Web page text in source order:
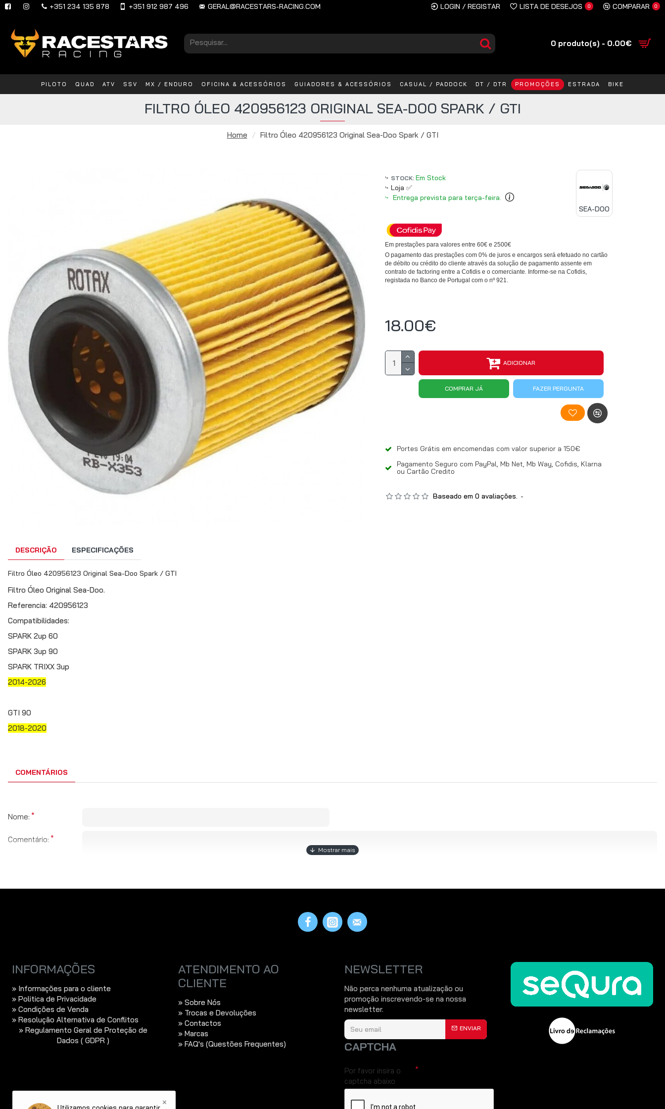
+351 234 135 878 +351 912 987 496 GERAL@RACESTARS-RACING.COM LOGIN / REGISTAR LISTA DE DESEJOS 0 COMPARAR 0
0 produto(s) - 0.00€
PILOTO QUAD ATV SSV MX / ENDURO OFICINA & ACESSÓRIOS GUIADORES & ACESSÓRIOS CASUAL / PADDOCK DT / DTR PROMOÇÕES ESTRADA BIKE
Home Filtro Óleo 420956123 Original Sea-Doo Spark / GTI
FILTRO ÓLEO 420956123 ORIGINAL SEA-DOO SPARK / GTI
STOCK: Em Stock
Loja ✅
Entrega prevista para terça-feira.
SEA-DOO
Portes Grátis em encomendas com valor superior a 150€
Pagamento Seguro com PayPal, Mb Net, Mb Way, Cofidis, Klarna
ou Cartão Credito
Baseado em 0 avaliações. -
Em prestações para valores entre 60€ e 2500€
O pagamento das prestações com 0% de juros e encargos será efetuado no cartão
de débito ou crédito do cliente através da solução de pagamento assente em
contrato de factoring entre a Cofidis e o comerciante. Informe-se na Cofidis,
registada no Banco de Portugal com o nº 921.
18.00€
ADICIONAR
COMPRAR JÁ FAZER PERGUNTA
DESCRIÇÃO ESPECIFICAÇÕES
Filtro Óleo 420956123 Original Sea-Doo Spark / GTI
Filtro Óleo Original Sea-Doo.
Referencia: 420956123
Compatibilidades:
SPARK 2up 60
SPARK 3up 90
SPARK TRIXX 3up
2014-2026
GTI 90
2018-2020
COMENTÁRIOS
Nome:
Comentário:
Obs:HTML não é suportado!
INFORMAÇÕES
» Informações para o cliente
» Politica de Privacidade
» Condições de Venda
» Resolução Alternativa de Conflitos
» Regulamento Geral de Proteção de
Dados ( GDPR )
ATENDIMENTO AO
CLIENTE
» Sobre Nós
» Trocas e Devoluções
» Contactos
» Marcas
» FAQ's (Questões Frequentes)
NEWSLETTER
Não perca nenhuma atualização ou
promoção inscrevendo-se na nossa
newsletter.
ENVIAR
CAPTCHA
Por favor insira o
captcha abaixo
×